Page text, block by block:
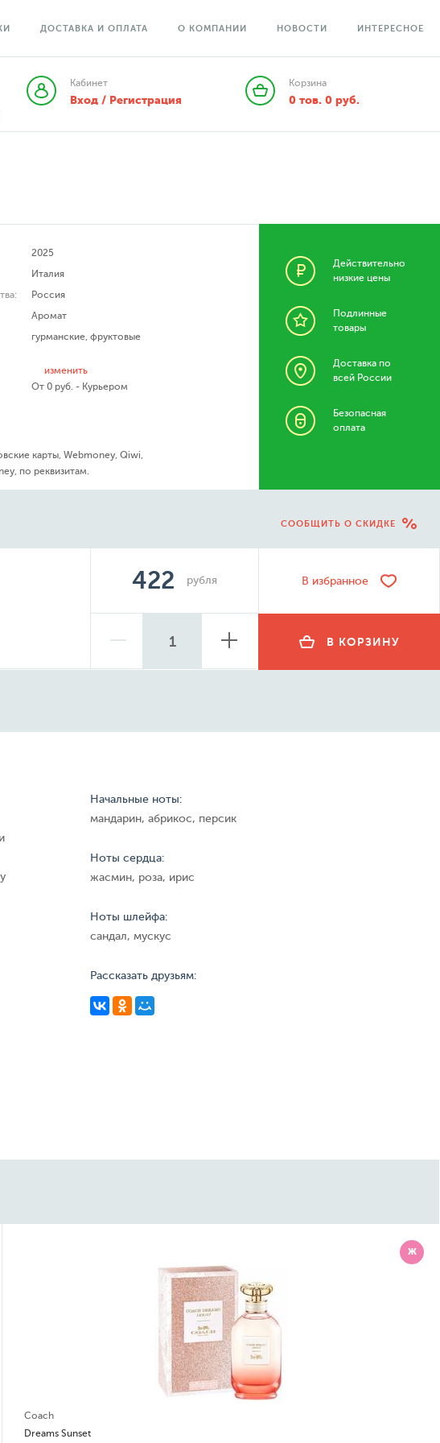
ДОСТАВКА И ОПЛАТА О КОМПАНИИ НОВОСТИ ИНТЕРЕСНОЕ
Кабинет
Вход / Регистрация
Корзина
0 тов. 0руб.
2025
Италия
Россия
Аромат
гурманские, фруктовые
изменить
От 0 руб. - Курьером
карты, Webmoney, Qiwi,
по реквизитам.
Действительно
низкие цены
Подлинные
товары
Доставка по
всей России
Безопасная
оплата
СООБЩИТЬ О СКИДКЕ
422 рубля В избранное
В КОРЗИНУ
Начальные ноты:
мандарин, абрикос, персик
Ноты сердца:
жасмин, роза, ирис
Ноты шлейфа:
сандал, мускус
Рассказать друзьям: